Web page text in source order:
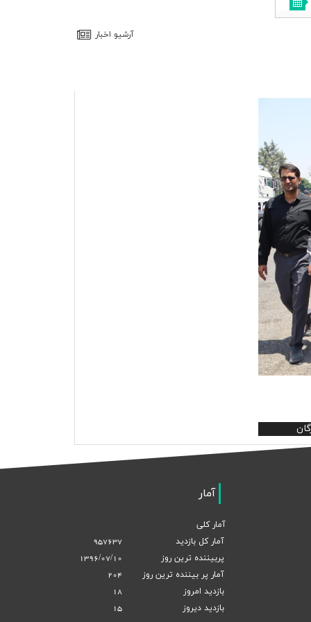
آرشيو اخبار
آمار
آمار کلی
آمار کل بازدید
957637
پربیننده ترین روز
1396/07/10
آمار پر بيننده ترين روز
204
بازديد امروز
18
بازديد ديروز
15